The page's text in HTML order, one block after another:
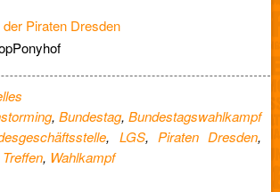
der Piraten Dresden
, Bundestag, Bundestagswahlkampf
, LGS, Piraten Dresden,
Treffen, Wahlkampf